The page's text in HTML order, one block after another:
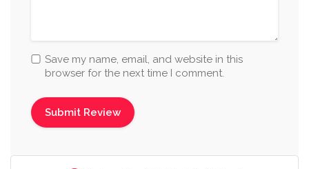
Save my name, email, and website in this
browser for the next time I comment.